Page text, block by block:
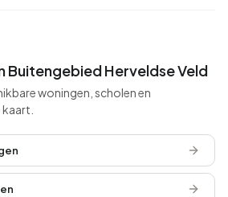
Buitengebied Herveldse Veld
woningen, scholen en